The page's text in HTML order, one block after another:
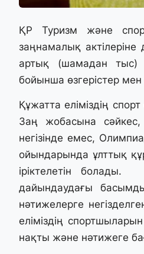
ҚР Туризм және
заңнамалық
артық (шамадан тыс)
бойынша өзгерістер мен
Құжатта еліміздің
Заң жобасына сәйкес,
негізінде емес,
ойындарында ұлттық
іріктелетін болады.
дайындаудағы
нәтижелерге
еліміздің
нақты және нәтижеге